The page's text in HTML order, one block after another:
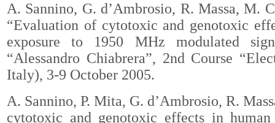
A. Sannino, G. d’Ambrosio, R. Massa, M.
“Evaluation of cytotoxic and genotoxic
exposure to 1950 MHz modulated
“Alessandro Chiabrera”, 2nd Course
Italy), 3-9 October 2005.
A. Sannino, P. Mita, G. d’Ambrosio, R.
cytotoxic and genotoxic effects in